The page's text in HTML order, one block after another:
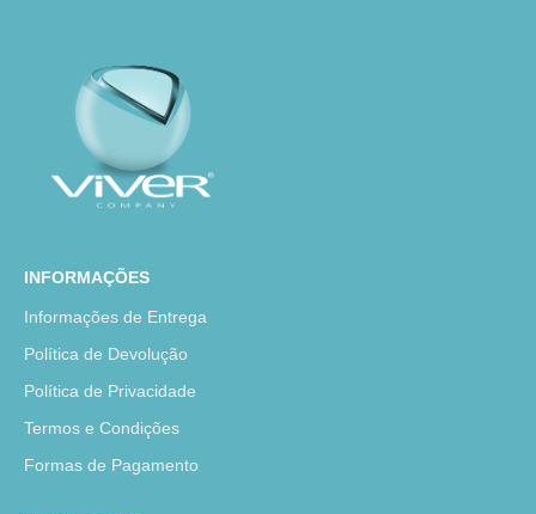
INFORMAÇÕES
Informações de Entrega
Política de Devolução
Política de Privacidade
Termos e Condições
Formas de Pagamento